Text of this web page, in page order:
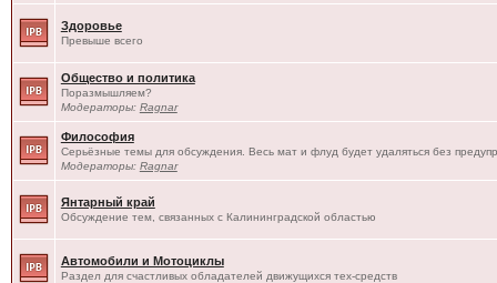
Здоровье
Превыше всего
Общество и политика
Поразмышляем?
Модераторы: Ragnar
Философия
Серьёзные темы для обсуждения. Весь мат и флуд будет удаляться без
Модераторы: Ragnar
Янтарный край
Обсуждение тем, связанных с Калининградской областью
Автомобили и Мотоциклы
Раздел для счастливых обладателей движущихся тех-средств